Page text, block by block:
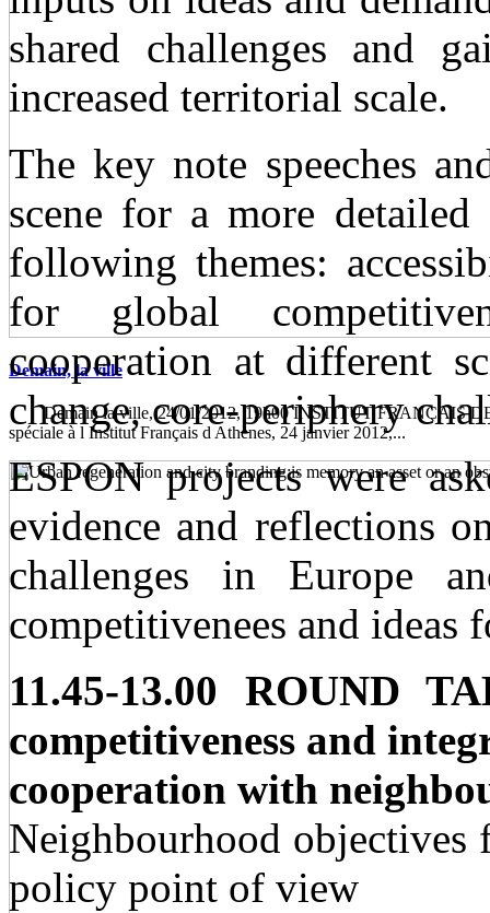
Demain, la ville
Demain la ville, 24/01/2012, 19h00 INSTITUT FRANÇAIS DE
spéciale à l Institut Français d Athènes, 24 janvier 2012,...
shared challenges and
increased territorial scale.
The key note speeches
scene for a more detailed
following themes:
for global
cooperation at different
change, core-periphery
ESPON projects were
evidence and reflections
challenges in Europe
competitivenees and ideas
11.45-13.00 ROUND
competitiveness and
cooperation with
Neighbourhood
policy point of view